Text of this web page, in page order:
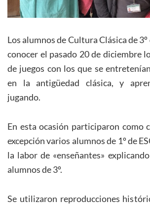
Los alumnos de Cultura Clásica de
conocer el pasado 20 de diciembre
de juegos con los que se
en la antigüedad clásica, y
jugando.
En esta ocasión participaron como
excepción varios alumnos de 1º de
la labor de «enseñantes»
alumnos de 3º.
Se utilizaron reproducciones